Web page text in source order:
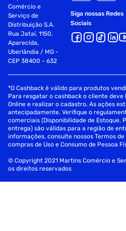
Comércio e
Serviço de
Distribuição S.A.
Rua Jataí, 1150,
Aparecida,
Uberlândia / MG -
CEP 38400 - 632
Siga nossas Redes
Sociais
*O Cashback é válido para produtos
Para resgatar o cashback o cliente
Online e realizar o cadastro. As ações
antecipadamente. Verifique o
comerciais (Disponibilidade de Estoque,
entrega) são válidas para a região de
informações, consulte nossos Termos de
compras de Uso e Consumo de Pessoa
© Copyright 2021 Martins Comércio e
os direitos reservados